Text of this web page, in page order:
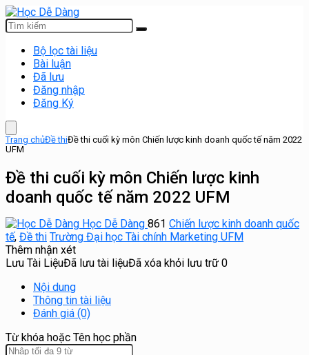
Bộ lọc tài liệu
Bài luận
Đã lưu
Đăng nhập
Đăng Ký
Trang chủĐề thiĐề thi cuối kỳ môn Chiến lược kinh doanh quốc tế năm 2022
UFM
Đề thi cuối kỳ môn Chiến lược kinh
doanh quốc tế năm 2022 UFM
Học Dễ Dàng 861 Chiến lược kinh doanh quốc
tế, Đề thi Trường Đại học Tài chính Marketing UFM
Thêm nhận xét
Lưu Tài LiệuĐã lưu tài liệuĐã xóa khỏi lưu trữ 0
Nội dung
Thông tin tài liệu
Đánh giá (0)
Từ khóa hoặc Tên học phần